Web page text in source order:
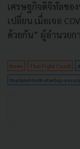
เศรษฐกิจดิจิทัลขอ
เปลี่ยน เมื่อเจอ
ด้วยกัน” ผู้อำนวยก
News Thai Fight Covid
thailand-tech-startup-